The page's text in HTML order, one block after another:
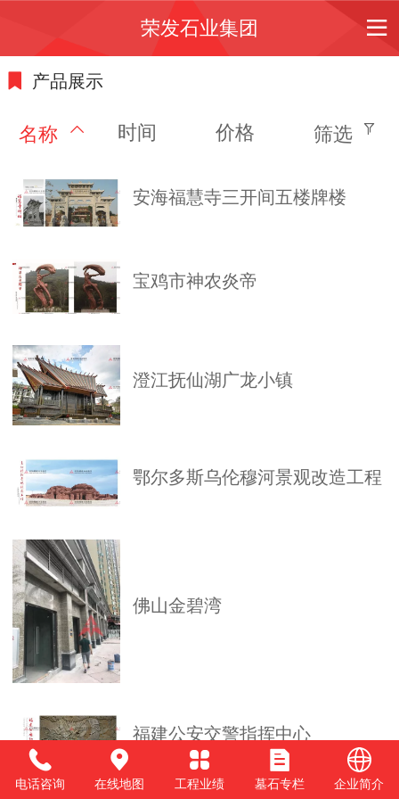
荣发石业集团
产品展示
名称 时间 价格 筛选
安海福慧寺三开间五楼牌楼
宝鸡市神农炎帝
澄江抚仙湖广龙小镇
鄂尔多斯乌伦穆河景观改造工程
佛山金碧湾
福建公安交警指挥中心
电话咨询 在线地图 工程业绩 墓石专栏 企业简介